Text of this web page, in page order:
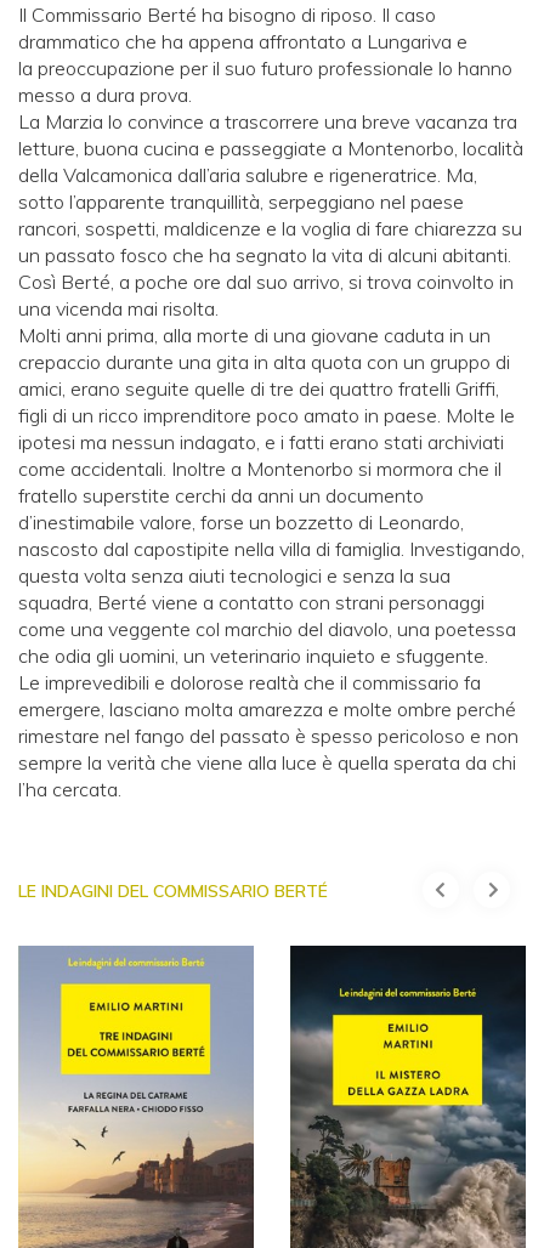
Il Commissario Berté ha bisogno di riposo. Il caso
drammatico che ha appena affrontato a Lungariva e
la preoccupazione per il suo futuro professionale lo hanno
messo a dura prova.
La Marzia lo convince a trascorrere una breve vacanza tra
letture, buona cucina e passeggiate a Montenorbo, località
della Valcamonica dall’aria salubre e rigeneratrice. Ma,
sotto l’apparente tranquillità, serpeggiano nel paese
rancori, sospetti, maldicenze e la voglia di fare chiarezza su
un passato fosco che ha segnato la vita di alcuni abitanti.
Così Berté, a poche ore dal suo arrivo, si trova coinvolto in
una vicenda mai risolta.
Molti anni prima, alla morte di una giovane caduta in un
crepaccio durante una gita in alta quota con un gruppo di
amici, erano seguite quelle di tre dei quattro fratelli Griffi,
figli di un ricco imprenditore poco amato in paese. Molte le
ipotesi ma nessun indagato, e i fatti erano stati archiviati
come accidentali. Inoltre a Montenorbo si mormora che il
fratello superstite cerchi da anni un documento
d’inestimabile valore, forse un bozzetto di Leonardo,
nascosto dal capostipite nella villa di famiglia. Investigando,
questa volta senza aiuti tecnologici e senza la sua
squadra, Berté viene a contatto con strani personaggi
come una veggente col marchio del diavolo, una poetessa
che odia gli uomini, un veterinario inquieto e sfuggente.
Le imprevedibili e dolorose realtà che il commissario fa
emergere, lasciano molta amarezza e molte ombre perché
rimestare nel fango del passato è spesso pericoloso e non
sempre la verità che viene alla luce è quella sperata da chi
l’ha cercata.
LE INDAGINI DEL COMMISSARIO BERTÉ